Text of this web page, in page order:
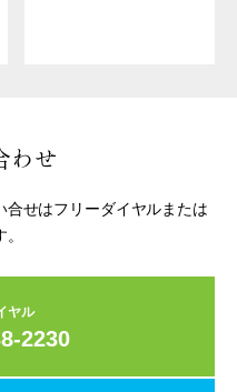
わせ
合せはフリーダイヤルまたは
ヤル
2230